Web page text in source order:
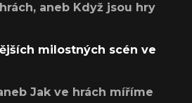
aneb Když jsou hry
milostných scén ve
Jak ve hrách míříme